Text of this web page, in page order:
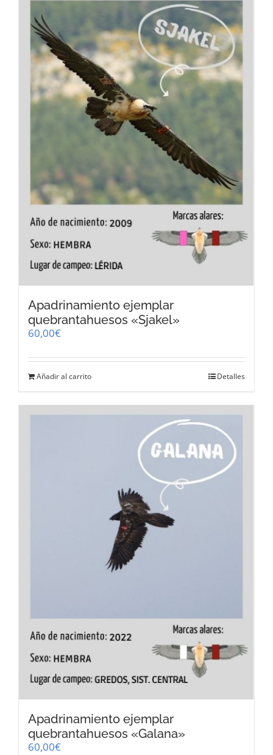
Apadrinamiento ejemplar
quebrantahuesos «Sjakel»
60,00€
Añadir al carrito Detalles
Apadrinamiento ejemplar
quebrantahuesos «Galana»
60,00€